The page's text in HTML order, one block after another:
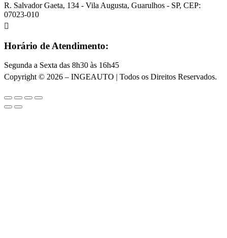
R. Salvador Gaeta, 134 - Vila Augusta, Guarulhos - SP, CEP:
07023-010
Horário de Atendimento:
Segunda a Sexta das 8h30 às 16h45
Copyright © 2026 – INGEAUTO | Todos os Direitos Reservados.